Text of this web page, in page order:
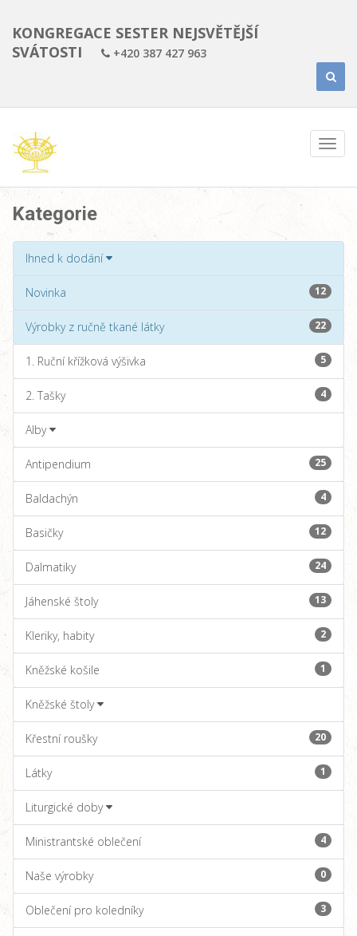
KONGREGACE SESTER NEJSVĚTĚJŠÍ
SVÁTOSTI
+420 387 427 963
Kategorie
Ihned k dodání
Novinka 12
Výrobky z ručně tkané látky 22
1. Ruční křížková výšivka 5
2. Tašky 4
Alby
Antipendium 25
Baldachýn 4
Basičky 12
Dalmatiky 24
Jáhenské štoly 13
Kleriky, habity 2
Kněžské košile 1
Kněžské štoly
Křestní roušky 20
Látky 1
Liturgické doby
Ministrantské oblečení 4
Naše výrobky 0
Oblečení pro koledníky 3